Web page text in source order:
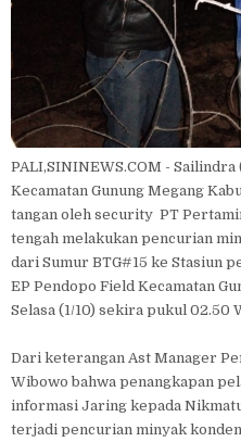
PALI,SININEWS.COM -
Kecamatan Gunung Megang
tangan oleh security PT
tengah melakukan pencurian
dari Sumur BTG#15 ke Stasiun
EP Pendopo Field Kecamatan
Selasa (1/10) sekira pukul 02.50
Dari keterangan Ast Manager
Wibowo bahwa penangkapan
informasi Jaring kepada
terjadi pencurian minyak